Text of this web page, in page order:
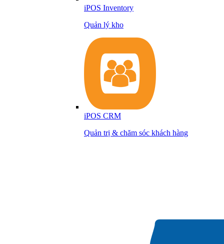
iPOS Inventory
Quản lý kho
iPOS CRM
Quản trị & chăm sóc khách hàng